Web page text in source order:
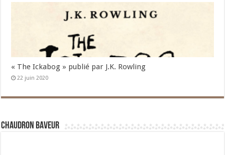
« The Ickabog » publié par J.K. Rowling
22 juin 2020
Chaudron Baveur